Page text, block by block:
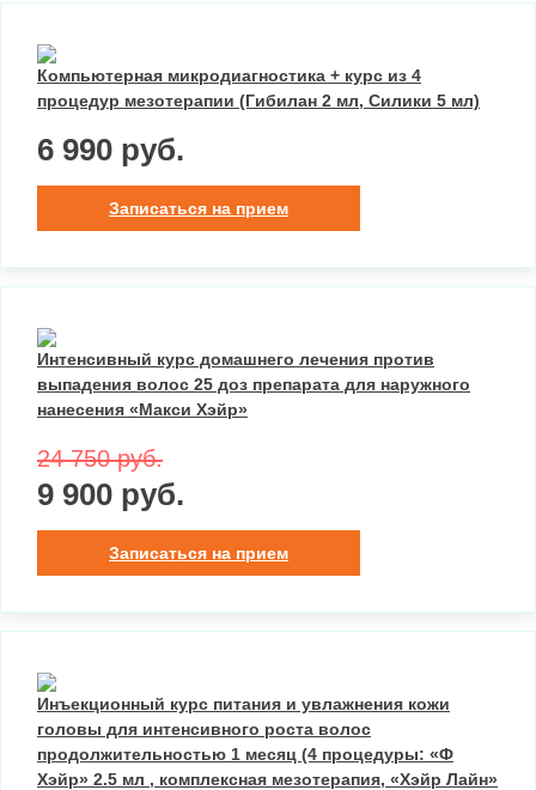
Компьютерная микродиагностика + курс из 4
процедур мезотерапии (Гибилан 2 мл, Силики 5 мл)
6 990 руб.
Записаться на прием
Интенсивный курс домашнего лечения против
выпадения волос 25 доз препарата для наружного
нанесения «Макси Хэйр»
24 750 руб.
9 900 руб.
Записаться на прием
Инъекционный курс питания и увлажнения кожи
головы для интенсивного роста волос
продолжительностью 1 месяц (4 процедуры: «Ф
Хэйр» 2.5 мл , комплексная мезотерапия, «Хэйр Лайн»